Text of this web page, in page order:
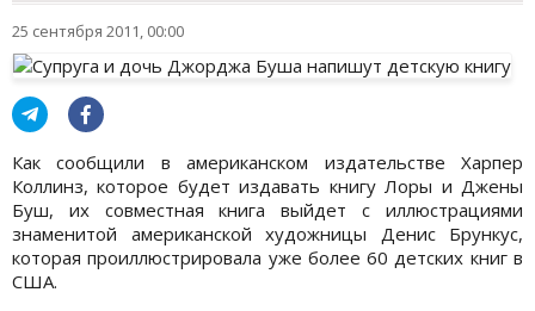
25 сентября 2011, 00:00
Как сообщили в американском издательстве Харпер
Коллинз, которое будет издавать книгу Лоры и Джены
Буш, их совместная книга выйдет с иллюстрациями
знаменитой американской художницы Денис Брункус,
которая проиллюстрировала уже более 60 детских книг в
США.